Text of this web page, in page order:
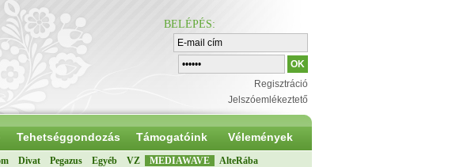
BELÉPÉS:
Regisztráció
Jelszóemlékeztető
Tehetséggondozás Támogatóink Vélemények
Divat Pegazus Egyéb VZ MEDIAWAVE AlteRába